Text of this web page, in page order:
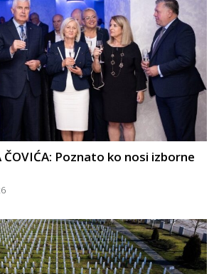
ČOVIĆA: Poznato ko nosi izborne